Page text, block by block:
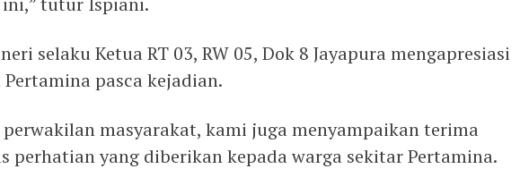
selaku Ketua RT 03, RW 05, Dok 8 Jayapura mengapresiasi
pasca kejadian.
perwakilan masyarakat, kami juga menyampaikan terima
perhatian yang diberikan kepada warga sekitar Pertamina.